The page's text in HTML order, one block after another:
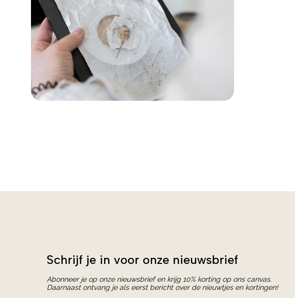
Schrijf je in voor onze nieuwsbrief
Abonneer je op onze nieuwsbrief en krijg 10% korting op ons canvas.
Daarnaast ontvang je als eerst bericht over de nieuwtjes en kortingen!